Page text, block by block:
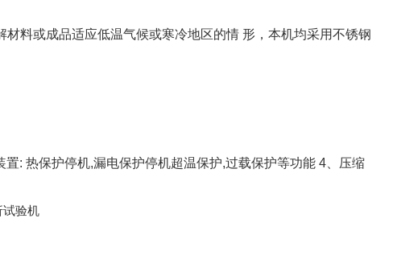
料或成品适应低温气候或寒冷地区的情 形，本机均采用不锈钢
: 热保护停机,漏电保护停机超温保护,过载保护等功能 4、压缩